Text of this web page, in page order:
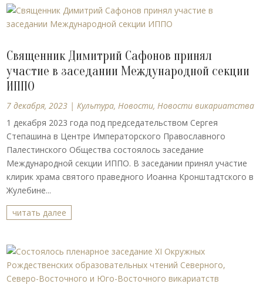
Священник Димитрий Сафонов принял
участие в заседании Международной секции
ИППО
7 декабря, 2023 |Культура,Новости,Новости викариатства
1 декабря 2023 года под председательством Сергея
Степашина в Центре Императорского Православного
Палестинского Общества состоялось заседание
Международной секции ИППО. В заседании принял участие
клирик храма святого праведного Иоанна Кронштадтского в
Жулебине...
читать далее